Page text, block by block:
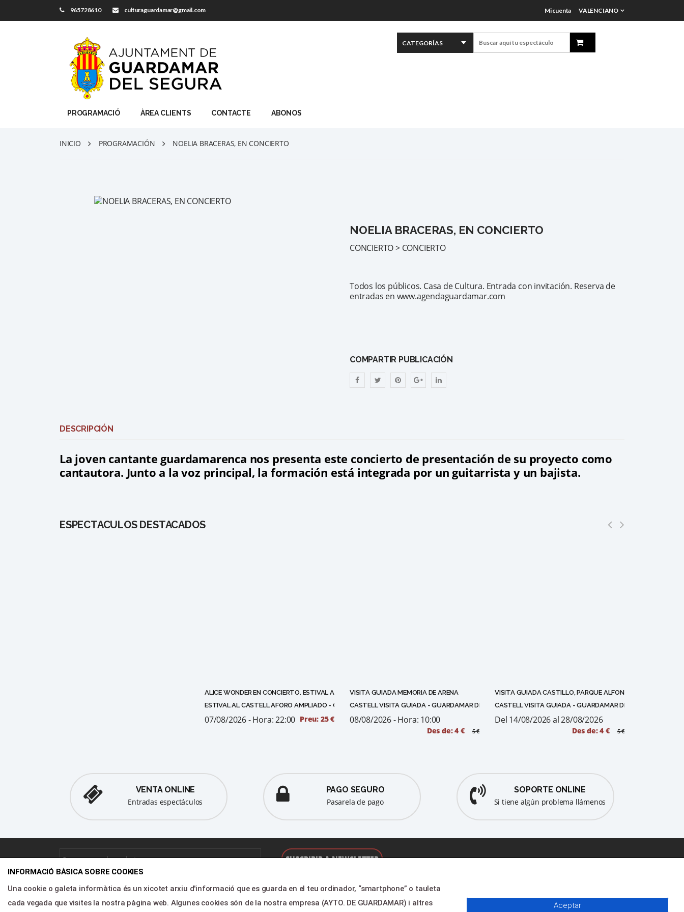
965728610 culturaguardamar@gmail.com Mi cuenta VALENCIANO
PROGRAMACIÓ ÀREA CLIENTS CONTACTE ABONOS
INICIO PROGRAMACIÓN NOELIA BRACERAS, EN CONCIERTO
NOELIA BRACERAS, EN CONCIERTO
CONCIERTO > CONCIERTO
Todos los públicos. Casa de Cultura. Entrada con invitación. Reserva de
entradas en www.agendaguardamar.com
COMPARTIR PUBLICACIÓN
DESCRIPCIÓN
La joven cantante guardamarenca nos presenta este concierto de presentación de su proyecto como
cantautora. Junto a la voz principal, la formación está integrada por un guitarrista y un bajista.
ESPECTÁCULOS DESTACADOS
ALICE WONDER EN CONCIERTO. ESTIVAL AL CASTELL
ESTIVAL AL CASTELL AFORO AMPLIADO - GUARDAMAR DEL SEGURA
07/08/2026 - Hora: 22:00 Preu: 25 €
VISITA GUIADA MEMORIA DE ARENA
CASTELL VISITA GUIADA - GUARDAMAR DEL SEGURA
08/08/2026 - Hora: 10:00
Des de: 4 € 5 €
VISITA GUIADA CASTILLO, PARQUE ALFONSO XIII, FONTETA
CASTELL VISITA GUIADA - GUARDAMAR DEL SEGURA
Del 14/08/2026 al 28/08/2026
Des de: 4 € 5 €
VENTA ONLINE
entradas espectáculos
PAGO SEGURO
pasarela de pago
SOPORTE ONLINE
Si tiene algún problema llámenos
DIRECTORIO LEGAL & PAGOS CONTACTE
INFORMACIÓ BÀSICA SOBRE COOKIES
Una cookie o galeta informàtica és un xicotet arxiu d'informació que es guarda en el teu ordinador, “smartphone” o tauleta
cada vegada que visites la nostra pàgina web. Algunes cookies són de la nostra empresa (AYTO. DE GUARDAMAR) i altres
Aceptar